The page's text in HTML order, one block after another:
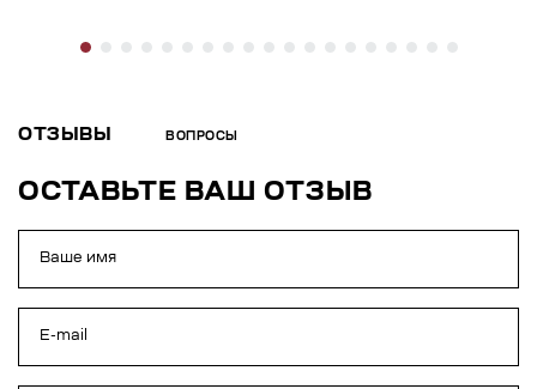
ОТЗЫВЫ ВОПРОСЫ
ОСТАВЬТЕ ВАШ ОТЗЫВ